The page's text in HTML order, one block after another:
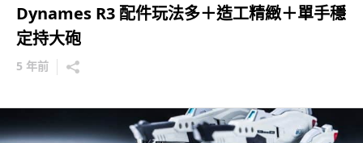
Dynames R3 配件玩法多＋造工精緻＋單手穩
定持大砲
5 年前